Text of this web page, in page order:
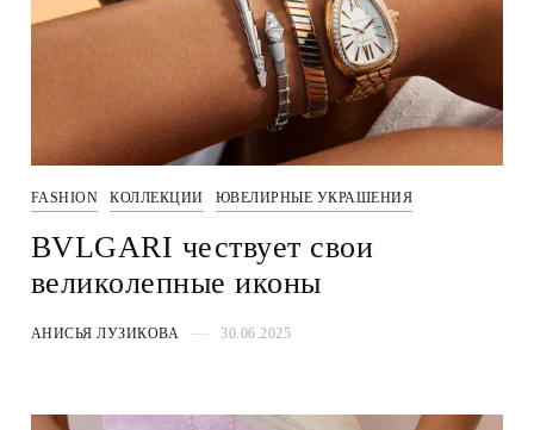
FASHION КОЛЛЕКЦИИ ЮВЕЛИРНЫЕ УКРАШЕНИЯ
BVLGARI чествует свои
великолепные иконы
АНИСЬЯ ЛУЗИКОВА 30.06.2025